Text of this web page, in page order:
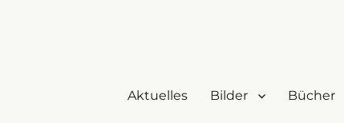
Aktuelles Bilder Bücher